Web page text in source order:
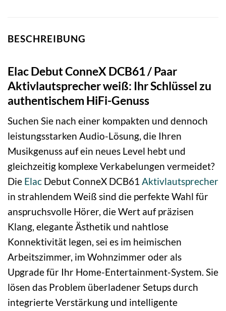
BESCHREIBUNG
Elac Debut ConneX DCB61 / Paar
Aktivlautsprecher weiß: Ihr Schlüssel zu
authentischem HiFi-Genuss
Suchen Sie nach einer kompakten und dennoch
leistungsstarken Audio-Lösung, die Ihren
Musikgenuss auf ein neues Level hebt und
gleichzeitig komplexe Verkabelungen vermeidet?
Die Elac Debut ConneX DCB61 Aktivlautsprecher
in strahlendem Weiß sind die perfekte Wahl für
anspruchsvolle Hörer, die Wert auf präzisen
Klang, elegante Ästhetik und nahtlose
Konnektivität legen, sei es im heimischen
Arbeitszimmer, im Wohnzimmer oder als
Upgrade für Ihr Home-Entertainment-System. Sie
lösen das Problem überladener Setups durch
integrierte Verstärkung und intelligente